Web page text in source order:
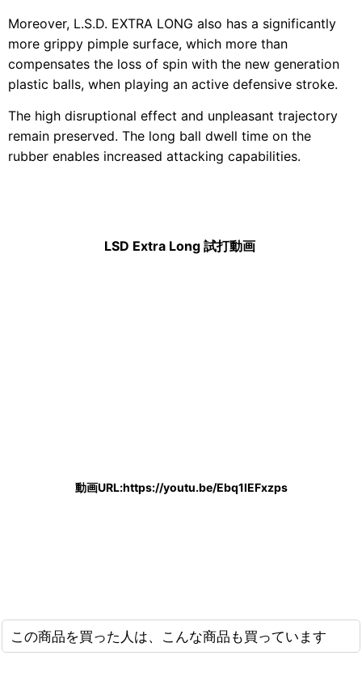
Moreover, L.S.D. EXTRA LONG also has a significantly
more grippy pimple surface, which more than
compensates the loss of spin with the new generation
plastic balls, when playing an active defensive stroke.
The high disruptional effect and unpleasant trajectory
remain preserved. The long ball dwell time on the
rubber enables increased attacking capabilities.
LSD Extra Long 試打動画
動画URL:https://youtu.be/Ebq1lEFxzps
この商品を買った人は、こんな商品も買っています